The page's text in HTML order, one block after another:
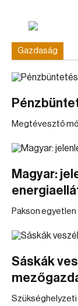
Gazdaság
Megtévesztő
Magyar:
Pakson
Sáskák
Szükséghelyzeti